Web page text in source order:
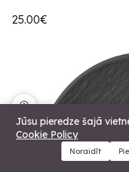
Menu
25.00€
Jūsu pieredze šajā
Cookie Policy
Noraidīt
🍪